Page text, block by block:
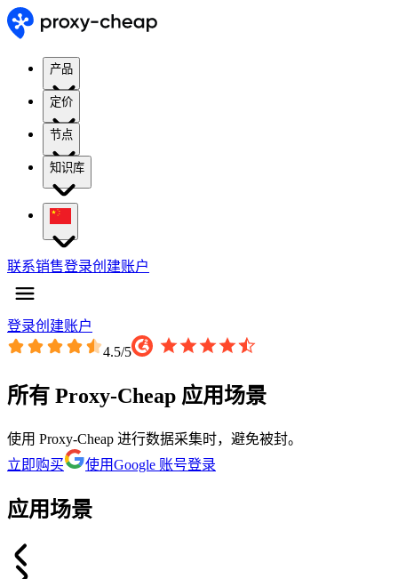
产品
定价
节点
知识库
联系销售登录创建账户
登录创建账户
4.5/5
所有 Proxy-Cheap 应用场景
使用 Proxy-Cheap 进行数据采集时，避免被封。
立即购买
使用Google 账号登录
应用场景